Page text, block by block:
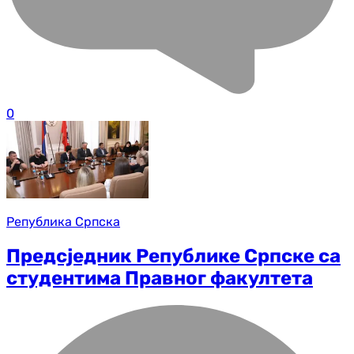
0
Република Српска
Предсједник Републике Српске са
студентима Правног факултета